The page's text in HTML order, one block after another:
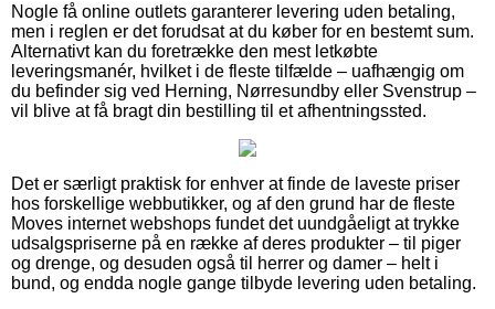
Nogle få online outlets garanterer levering uden betaling,
men i reglen er det forudsat at du køber for en bestemt sum.
Alternativt kan du foretrække den mest letkøbte
leveringsmanér, hvilket i de fleste tilfælde – uafhængig om
du befinder sig ved Herning, Nørresundby eller Svenstrup –
vil blive at få bragt din bestilling til et afhentningssted.
Det er særligt praktisk for enhver at finde de laveste priser
hos forskellige webbutikker, og af den grund har de fleste
Moves internet webshops fundet det uundgåeligt at trykke
udsalgspriserne på en række af deres produkter – til piger
og drenge, og desuden også til herrer og damer – helt i
bund, og endda nogle gange tilbyde levering uden betaling.